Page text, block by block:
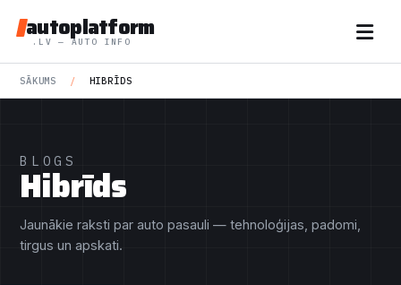
autoplatform
.LV — AUTO INFO
SĀKUMS / HIBRĪDS
BLOGS
Hibrīds
Jaunākie raksti par auto pasauli — tehnoloģijas, padomi,
tirgus un apskati.